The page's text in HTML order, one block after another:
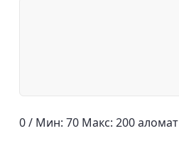
0 / Мин: 70 Макс: 200 аломат